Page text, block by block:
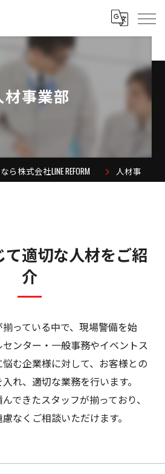
材事業部
人材事業部
て適切な人材をご紹
介
っている中で、現場警備を始
ンター・一般事務やイベントス
む企業様に対して、お客様との
れ、適切な業務を行います。
できたスタッフが揃っており、
なくご相談いただけます。